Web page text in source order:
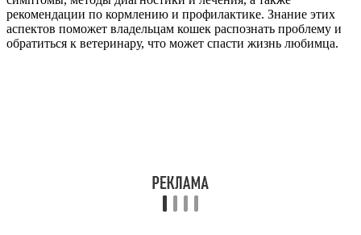
рекомендации по кормлению и профилактике. Знание этих
аспектов поможет владельцам кошек распознать проблему и
обратиться к ветеринару, что может спасти жизнь любимца.